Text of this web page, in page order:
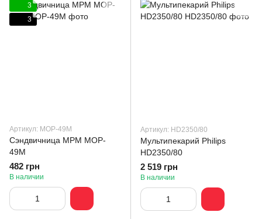
3
3
Артикул: MOP-49M
Сэндвичница MPM MOP-
49M
482 грн
В наличии
Артикул: HD2350/80
Мультипекарий Philips
HD2350/80
2 519 грн
В наличии